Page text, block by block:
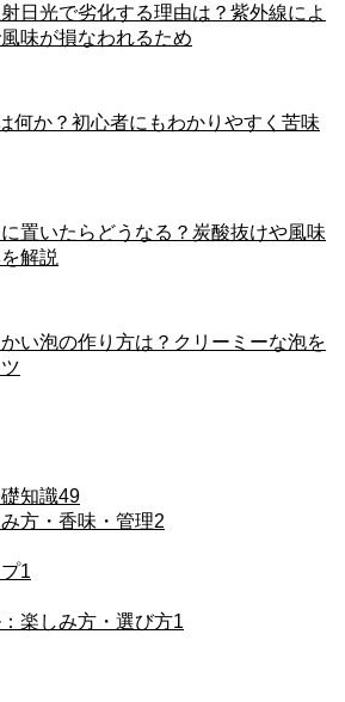
日光で劣化する理由は？紫外線によ
味が損なわれるため
何か？初心者にもわかりやすく苦味
置いたらどうなる？炭酸抜けや風味
解説
い泡の作り方は？クリーミーな泡を
知識49
方・香味・管理2
1
楽しみ方・選び方1